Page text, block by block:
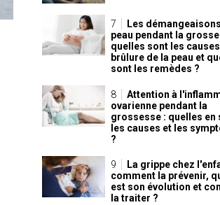
Les
peau pendant la
quelles sont les
brûlure de la peau et
sont les remèdes ?
Attention à
ovarienne pendant la
grossesse : quelles en
les causes et les
?
La grippe chez
comment la prévenir,
est son évolution et
la traiter ?